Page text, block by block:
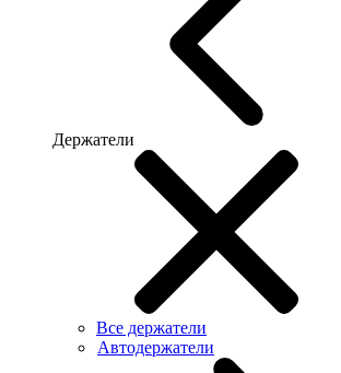
Держатели
Все держатели
Автодержатели